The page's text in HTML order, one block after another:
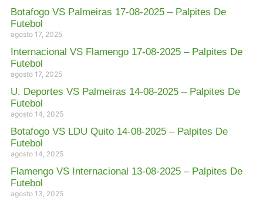
Botafogo VS Palmeiras 17-08-2025 – Palpites De
Futebol
agosto 17, 2025
Internacional VS Flamengo 17-08-2025 – Palpites De
Futebol
agosto 17, 2025
U. Deportes VS Palmeiras 14-08-2025 – Palpites De
Futebol
agosto 14, 2025
Botafogo VS LDU Quito 14-08-2025 – Palpites De
Futebol
agosto 14, 2025
Flamengo VS Internacional 13-08-2025 – Palpites De
Futebol
agosto 13, 2025